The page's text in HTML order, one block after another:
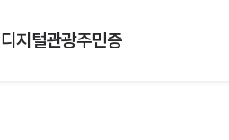
디지털관광주민증